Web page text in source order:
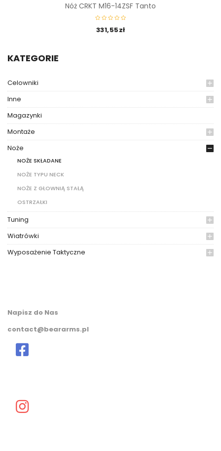
KATEGORIE
Celowniki
Inne
Magazynki
Montaże
Noże
NOŻE SKŁADANE
NOŻE TYPU NECK
NOŻE Z GŁOWNIĄ STAŁĄ
OSTRZAŁKI
Tuning
Wiatrówki
Wyposażenie Taktyczne
Nóż CRKT M16-14ZSF Tanto
331,55zł
Napisz do Nas
contact@beararms.pl